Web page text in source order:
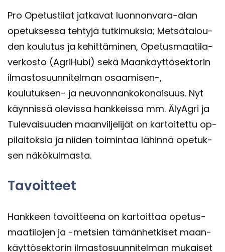
Pro Ope­tus­ti­lat jat­ka­vat luonnonvara-​alan
ope­tuk­ses­sa teh­ty­jä tut­ki­muk­sia; Met­sä­ta­lou­
den kou­lu­tus ja ke­hit­tä­mi­nen, Ope­tus­maa­ti­la­
ver­kos­to (Agri­Hu­bi) sekä Maan­käyt­tö­sek­to­rin
il­mas­to­suun­ni­tel­man osaamisen-​,
koulutuksen-​ ja neu­von­nan­ko­ko­nai­suus. Nyt
käyn­nis­sä ole­vis­sa hank­keis­sa mm. Äly­Agri ja
Tu­le­vai­suu­den maan­vil­je­li­jät on kar­toi­tet­tu op­
pi­lai­tok­sia ja nii­den toi­min­taa lä­hin­nä ope­tuk­
sen nä­kö­kul­mas­ta.
Ta­voit­teet
Hank­keen ta­voit­tee­na on kar­toit­taa ope­tus­
maa­ti­lo­jen ja -​metsien tä­män­het­ki­set maan­
käyt­tö­sek­to­rin il­mas­to­suun­ni­tel­man mu­kai­set